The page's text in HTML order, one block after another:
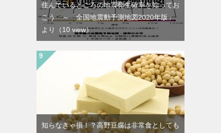
住んでいるところの地震発生確率を知ってお
こう ～「全国地震動予測地図2020年版」
より
（10 view）
知らなきゃ損！？高野豆腐は非常食としても